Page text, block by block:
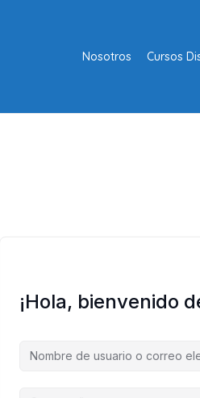
Nosotros Cursos
¡Hola, bienvenido